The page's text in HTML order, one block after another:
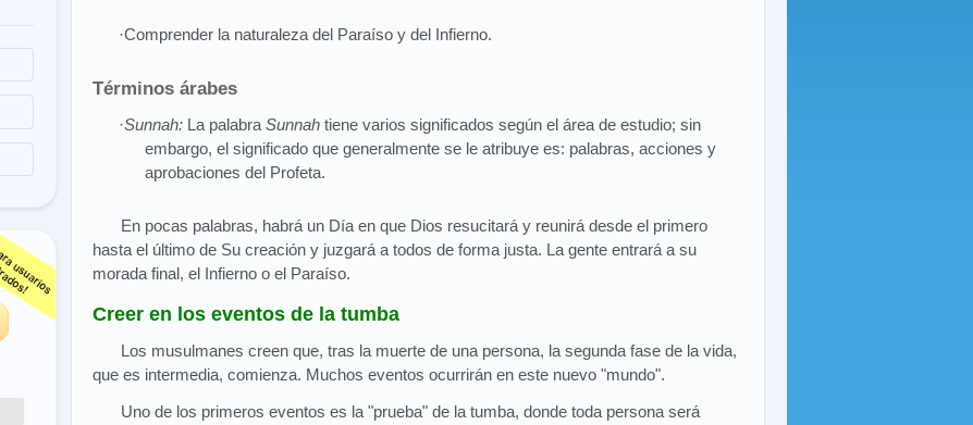
·Comprender la naturaleza del Paraíso y del Infierno.
Términos árabes
·Sunnah: La palabra Sunnah tiene varios significados según el área de estudio; sin
embargo, el significado que generalmente se le atribuye es: palabras, acciones y
aprobaciones del Profeta.
En pocas palabras, habrá un Día en que Dios resucitará y reunirá desde el primero
hasta el último de Su creación y juzgará a todos de forma justa. La gente entrará a su
morada final, el Infierno o el Paraíso.
Creer en los eventos de la tumba
Los musulmanes creen que, tras la muerte de una persona, la segunda fase de la vida,
que es intermedia, comienza. Muchos eventos ocurrirán en este nuevo "mundo".
Uno de los primeros eventos es la "prueba" de la tumba, donde toda persona será